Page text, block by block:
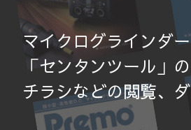
マイクログラインダ
「センタンツール」
チラシなどの閲覧、